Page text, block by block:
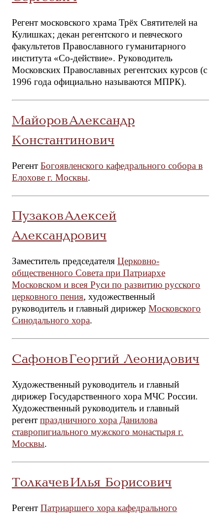
Регент московского храма Трёх Святителей на
Кулишках; декан регентского и певческого
факультетов Православного гуманитарного
института «Со-действие». Руководитель
Московских Православных регентских курсов (с
1996 года официально называются МПРК).
Майоров Александр
Константинович
Регент Богоявленского кафедрального собора в
Елохове г. Москвы.
Пузаков Алексей
Александрович
Заместитель председателя Церковно-
общественного Совета при Патриархе
Московском и всея Руси по развитию русского
церковного пения, художественный
руководитель и главный дирижер Московского
Синодального хора.
Сафонов Георгий Леонидович
Художественный руководитель и главный
дирижер Государственного хора МЧС России.
Художественный руководитель и главный
регент праздничного хора Данилова
ставропигиального мужского монастыря г.
Москвы.
Толкачев Илья Борисович
Регент Патриаршего хора кафедрального